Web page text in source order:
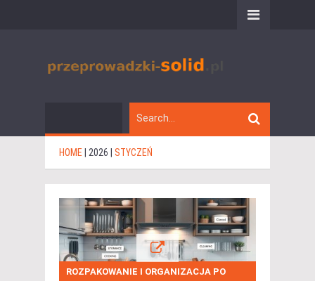
HOME 2026 STYCZEŃ
ROZPAKOWANIE I ORGANIZACJA PO